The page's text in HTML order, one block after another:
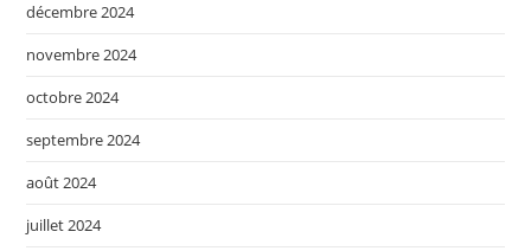
décembre 2024
novembre 2024
octobre 2024
septembre 2024
août 2024
juillet 2024